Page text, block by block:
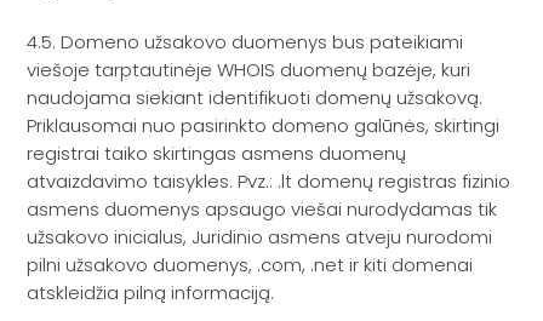
4.5. Domeno užsakovo duomenys bus pateikiami
viešoje tarptautinėje WHOIS duomenų bazėje, kuri
naudojama siekiant identifikuoti domenų užsakovą.
Priklausomai nuo pasirinkto domeno galūnės, skirtingi
registrai taiko skirtingas asmens duomenų
atvaizdavimo taisykles. Pvz.: .lt domenų registras fizinio
asmens duomenys apsaugo viešai nurodydamas tik
užsakovo inicialus, Juridinio asmens atveju nurodomi
pilni užsakovo duomenys, .com, .net ir kiti domenai
atskleidžia pilną informaciją.